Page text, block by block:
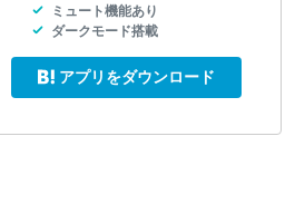
ミュート機能あり
ダークモード搭載
アプリをダウンロード